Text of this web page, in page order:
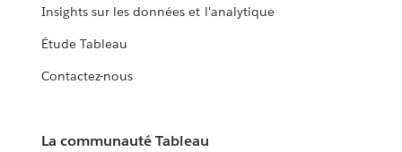
Insights sur les données et l'analytique
Étude Tableau
Contactez-nous
La communauté Tableau